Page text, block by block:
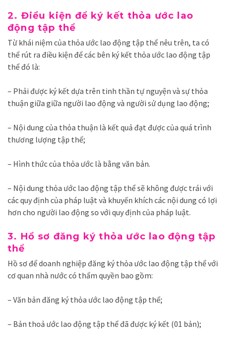
2. Điều kiện để ký kết thỏa ước lao
động tập thể
Từ khái niệm của thỏa ước lao động tập thể nêu trên, ta có
thể rút ra điều kiện để các bên ký kết thỏa ước lao động tập
thể đó là:
– Phải được ký kết dựa trên tinh thần tự nguyện và sự thỏa
thuận giữa giữa người lao động và người sử dụng lao động;
– Nội dung của thỏa thuận là kết quả đạt được của quá trình
thương lượng tập thể;
– Hình thức của thỏa ước là bằng văn bản.
– Nội dung thỏa ước lao động tập thể sẽ không được trái với
các quy định của pháp luật và khuyến khích các nội dung có lợi
hơn cho người lao động so với quy định của pháp luật.
3. Hồ sơ đăng kýthỏa ước lao động tập
thể
Hồ sơ để doanh nghiệp đăng ký thỏa ước lao động tập thể với
cơ quan nhà nước có thẩm quyền bao gồm:
– Văn bản đăng ký thỏa ước lao động tập thể;
– Bản thoả ước lao động tập thể đã được ký kết (01 bản);